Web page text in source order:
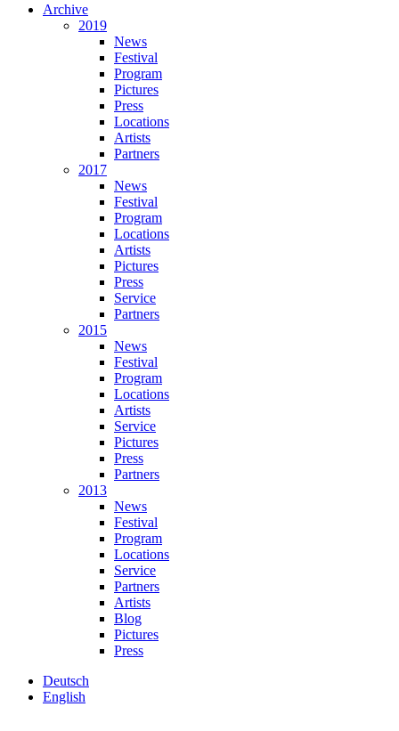
Archive
2019
News
Festival
Program
Pictures
Press
Locations
Artists
Partners
2017
News
Festival
Program
Locations
Artists
Pictures
Press
Service
Partners
2015
News
Festival
Program
Locations
Artists
Service
Pictures
Press
Partners
2013
News
Festival
Program
Locations
Service
Partners
Artists
Blog
Pictures
Press
Deutsch
English